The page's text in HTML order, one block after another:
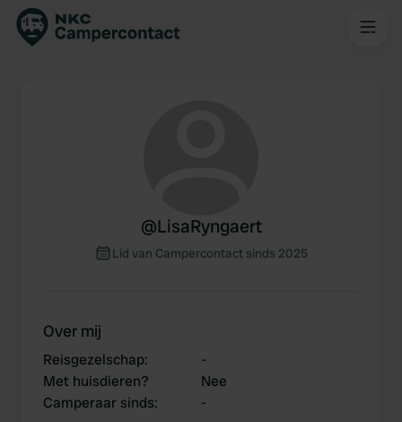
@LisaRyngaert
Lid van Campercontact sinds 2025
Over mij
Reisgezelschap:
-
Met huisdieren?
Nee
Camperaar sinds: -